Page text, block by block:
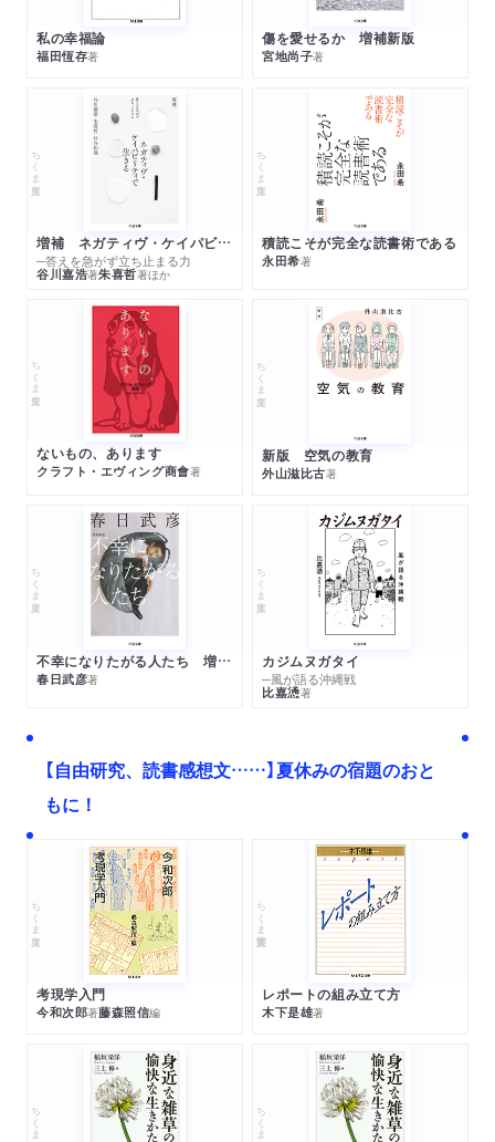
私の幸福論
福田恆存著
傷を愛せるか 増補新版
宮地尚子著
ちくま文庫
増補 ネガティヴ・ケイパビリティで生きる
─答えを急がず立ち止まる力
谷川嘉浩著朱喜哲著ほか
ちくま文庫
積読こそが完全な読書術である
永田希著
ちくま文庫
ないもの、あります
クラフト・エヴィング商會著
ちくま文庫
新版 空気の教育
外山滋比古著
ちくま文庫
不幸になりたがる人たち 増補新版
春日武彦著
ちくま文庫
カジムヌガタイ
─風が語る沖縄戦
比嘉慂著
【自由研究、読書感想文……】夏休みの宿題のおと
もに！
ちくま文庫
考現学入門
今和次郎著藤森照信編
ちくま学芸文庫
レポートの組み立て方
木下是雄著
ちくま文庫 ちくま文庫